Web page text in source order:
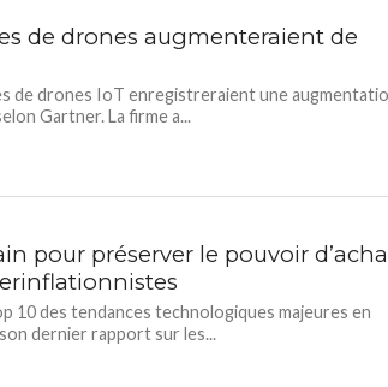
de drones augmenteraient de
de drones IoT enregistreraient une
Gartner. La firme a...
pour préserver le pouvoir
10 des tendances technologiques majeures en
dernier rapport sur les...